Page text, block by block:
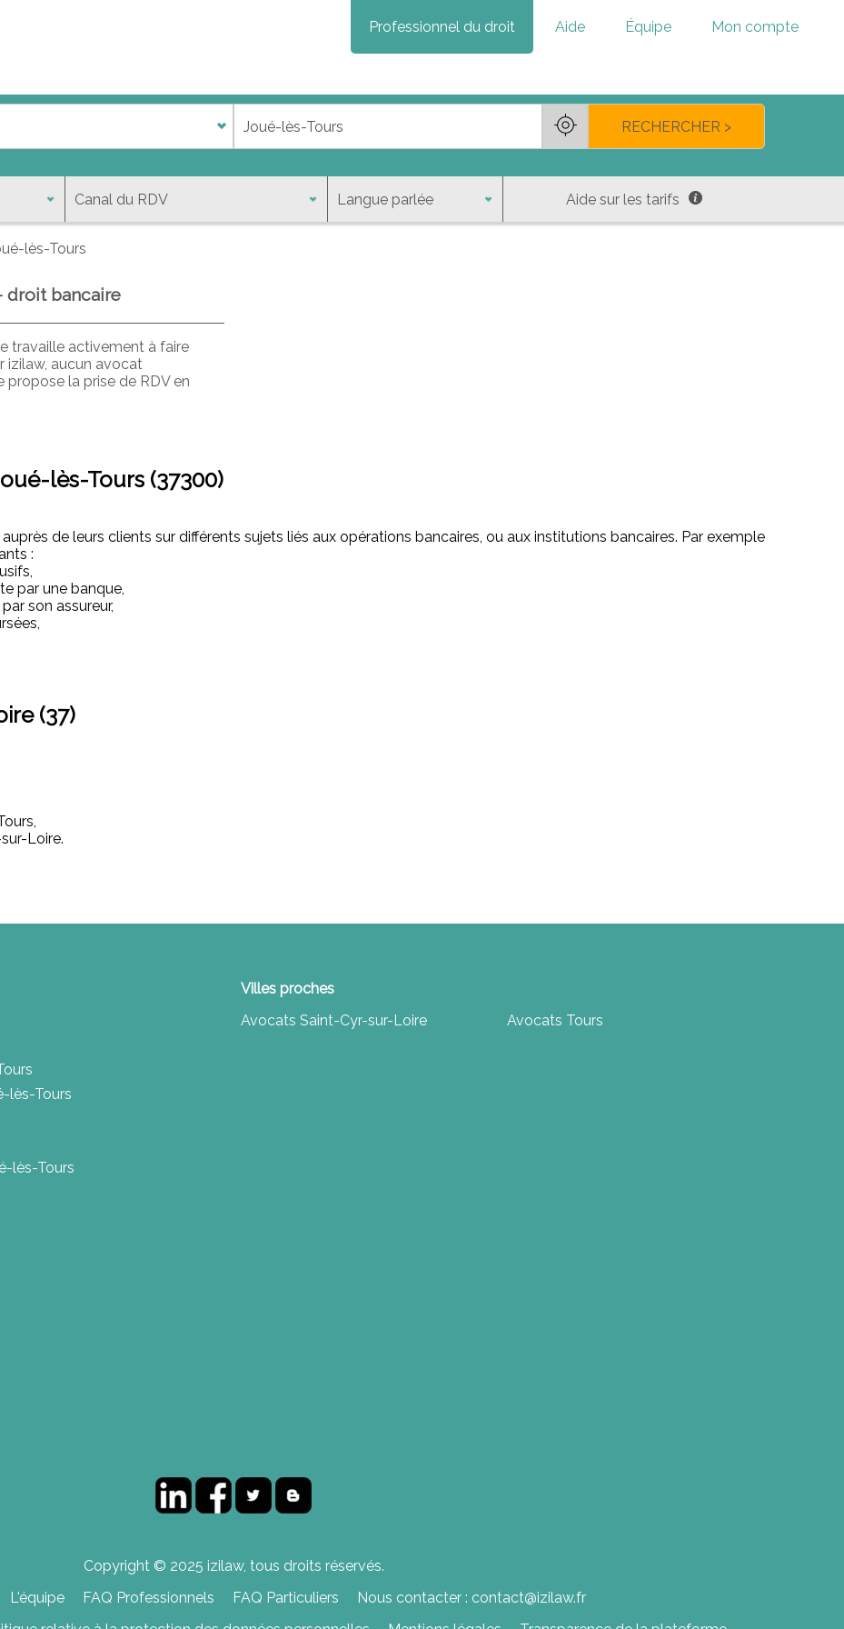
Professionnel du droit Aide Équipe Mon compte
RECHERCHER >
Aide sur les tarifs
lès-Tours
droit bancaire
travaille activement à faire
izilaw, aucun avocat
la prise de RDV en
lès-Tours (37300)
de leurs clients sur différents sujets liés aux opérations bancaires, ou aux institutions bancaires. Par exemple
:
par une banque,
son assureur,
(37)
Loire.
lès-Tours
lès-Tours
Villes proches
Avocats Saint-Cyr-sur-Loire
Avocats Tours
Copyright © 2025 izilaw, tous droits réservés.
L'équipe FAQ Professionnels FAQ Particuliers
Nous contacter : contact@izilaw.fr